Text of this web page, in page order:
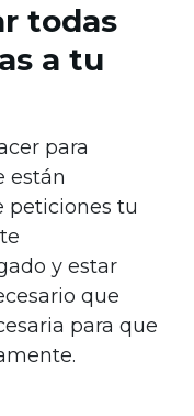
todas
a tu
para
están
peticiones tu
y estar
que
para que